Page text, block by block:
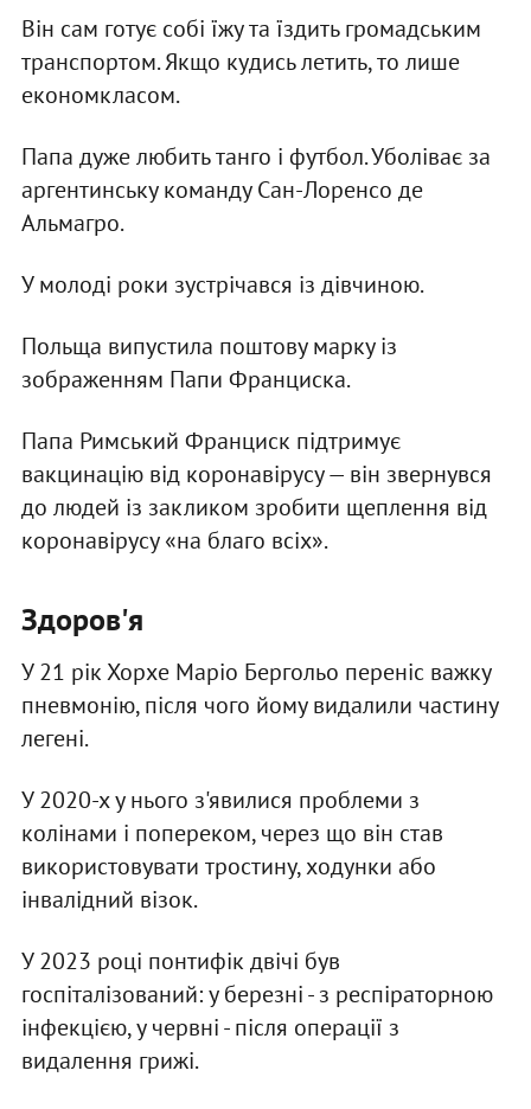
Він сам готує собі їжу та їздить громадським
транспортом. Якщо кудись летить, то лише
економкласом.
Папа дуже любить танго і футбол. Уболіває за
аргентинську команду Сан-Лоренсо де
Альмагро.
У молоді роки зустрічався із дівчиною.
Польща випустила поштову марку із
зображенням Папи Франциска.
Папа Римський Франциск підтримує
вакцинацію від коронавірусу — він звернувся
до людей із закликом зробити щеплення від
коронавірусу «на благо всіх».
Здоров'я
У 21 рік Хорхе Маріо Бергольо переніс важку
пневмонію, після чого йому видалили частину
легені.
У 2020-х у нього з'явилися проблеми з
колінами і попереком, через що він став
використовувати тростину, ходунки або
інвалідний візок.
У 2023 році понтифік двічі був
госпіталізований: у березні - з респіраторною
інфекцією, у червні - після операції з
видалення грижі.